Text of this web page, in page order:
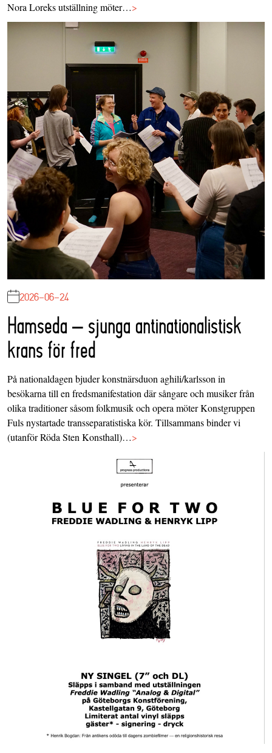
Nora Loreks utställning möter…>
2026-06-24
Hamseda – sjunga antinationalistisk
krans för fred
På nationaldagen bjuder konstnärsduon aghili/karlsson in
besökarna till en fredsmanifestation där sångare och musiker från
olika traditioner såsom folkmusik och opera möter Konstgruppen
Fuls nystartade transseparatistiska kör. Tillsammans binder vi
(utanför Röda Sten Konsthall)…>